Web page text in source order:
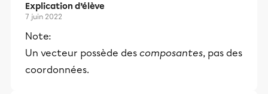
Explication d’élève
7 juin 2022
Note:
Un vecteur possède des composantes, pas des
coordonnées.